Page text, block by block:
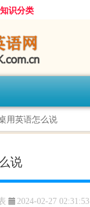
知识分类
用英语怎么说
说
2024-02-27 02:31:53